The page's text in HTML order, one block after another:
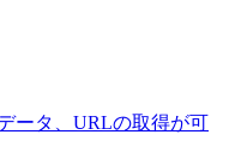
ータ、URLの取得が可